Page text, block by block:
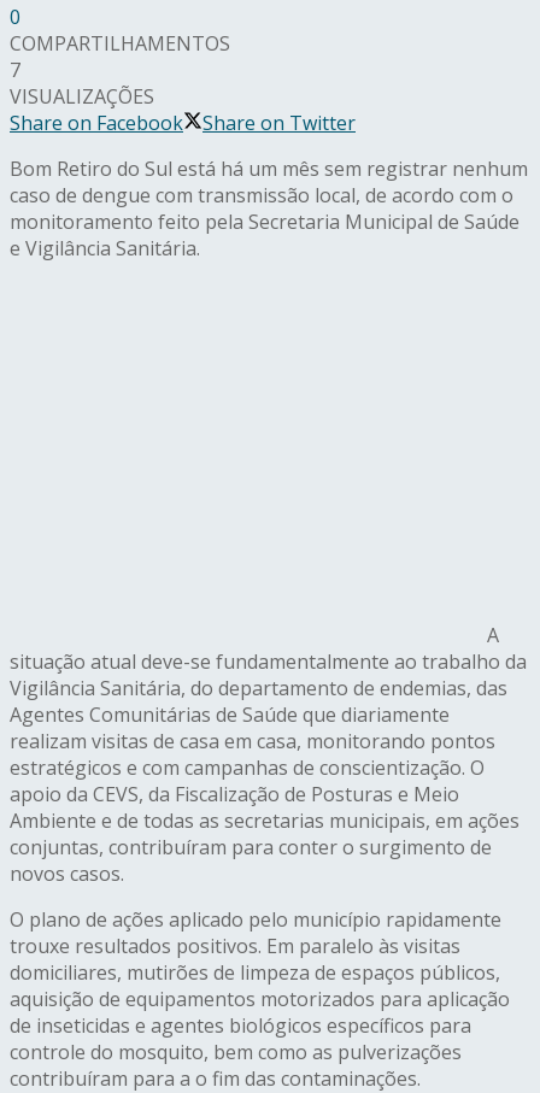
0
COMPARTILHAMENTOS
7
VISUALIZAÇÕES
Share on Facebook
Share on Twitter
Bom Retiro do Sul está há um mês sem registrar nenhum
caso de dengue com transmissão local, de acordo com o
monitoramento feito pela Secretaria Municipal de Saúde
e Vigilância Sanitária.
A
situação atual deve-se fundamentalmente ao trabalho da
Vigilância Sanitária, do departamento de endemias, das
Agentes Comunitárias de Saúde que diariamente
realizam visitas de casa em casa, monitorando pontos
estratégicos e com campanhas de conscientização. O
apoio da CEVS, da Fiscalização de Posturas e Meio
Ambiente e de todas as secretarias municipais, em ações
conjuntas, contribuíram para conter o surgimento de
novos casos.
O plano de ações aplicado pelo município rapidamente
trouxe resultados positivos. Em paralelo às visitas
domiciliares, mutirões de limpeza de espaços públicos,
aquisição de equipamentos motorizados para aplicação
de inseticidas e agentes biológicos específicos para
controle do mosquito, bem como as pulverizações
contribuíram para a o fim das contaminações.